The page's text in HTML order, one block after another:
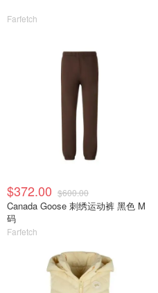
Farfetch
$372.00 $600.00
Canada Goose 刺绣运动裤 黑色 M
码
Farfetch